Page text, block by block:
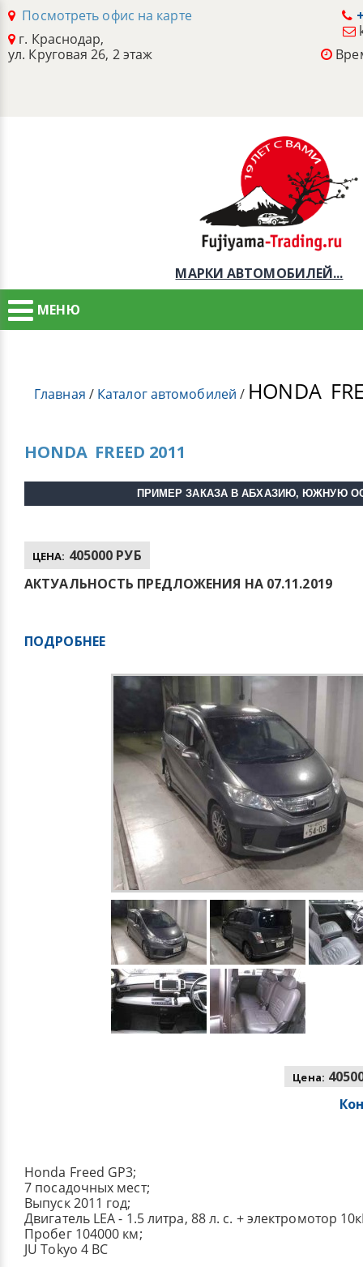
Посмотреть офис на карте
г. Краснодар,
ул. Круговая 26, 2 этаж
МАРКИ АВТОМОБИЛЕЙ...
МЕНЮ
Главная / Каталог автомобилей / HONDA
HONDA FREED 2011
ПРИМЕР ЗАКАЗА В АБХАЗИЮ, ЮЖНУЮ
ЦЕНА: 405000 РУБ
АКТУАЛЬНОСТЬ ПРЕДЛОЖЕНИЯ НА 07.11.2019
ПОДРОБНЕЕ
Цена:
Honda Freed GP3;
7 посадочных мест;
Выпуск 2011 год;
Двигатель LEA - 1.5 литра, 88 л. с. + электромотор
Пробег 104000 км;
JU Tokyo 4 BC